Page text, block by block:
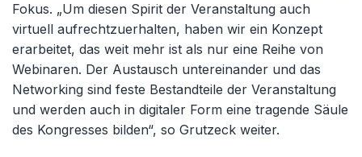
Fokus. „Um diesen Spirit der Veranstaltung auch
virtuell aufrechtzuerhalten, haben wir ein Konzept
erarbeitet, das weit mehr ist als nur eine Reihe von
Webinaren. Der Austausch untereinander und das
Networking sind feste Bestandteile der Veranstaltung
und werden auch in digitaler Form eine tragende Säule
des Kongresses bilden“, so Grutzeck weiter.